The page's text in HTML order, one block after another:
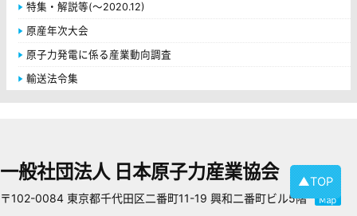
特集・解説等(～2020.12)
原産年次大会
原子力発電に係る産業動向調査
輸送法令集
▲TOP
一般社団法人 日本原子力産業協会
〒102-0084 東京都千代田区二番町11-19 興和二番町ビル5階